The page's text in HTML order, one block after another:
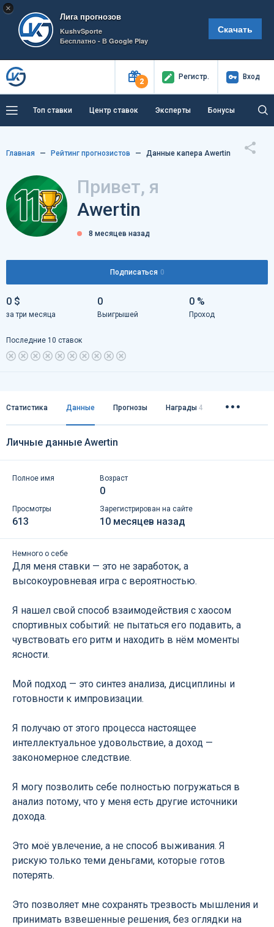
×
Лига прогнозов
KushvSporte
Бесплатно - В Google Play
Скачать
2
Регистр. Вход
Топ ставки Центр ставок Эксперты Бонусы
Главная Рейтинг прогнозистов Данные капера Awertin
Привет, я
Awertin
8 месяцев назад
Подписаться 0
0 $
за три месяца
0
Выигрышей
0 %
Проход
Последние 10 ставок
Статистика Данные Прогнозы Награды 4
Личные данные Awertin
Полное имя Возраст
0
Просмотры
613
Зарегистрирован на сайте
10 месяцев назад
Немного о себе
Для меня ставки — это не заработок, а
высокоуровневая игра с вероятностью.
Я нашел свой способ взаимодействия с хаосом
спортивных событий: не пытаться его подавить, а
чувствовать его ритм и находить в нём моменты
ясности.
Мой подход — это синтез анализа, дисциплины и
готовности к импровизации.
Я получаю от этого процесса настоящее
интеллектуальное удовольствие, а доход —
закономерное следствие.
Я могу позволить себе полностью погружаться в
анализ потому, что у меня есть другие источники
дохода.
Это моё увлечение, а не способ выживания. Я
рискую только теми деньгами, которые готов
потерять.
Это позволяет мне сохранять трезвость мышления и
принимать взвешенные решения, без оглядки на